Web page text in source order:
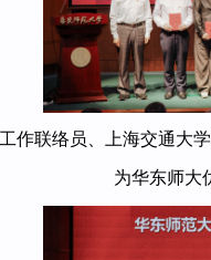
作联络员、上海交通大
为华东师大